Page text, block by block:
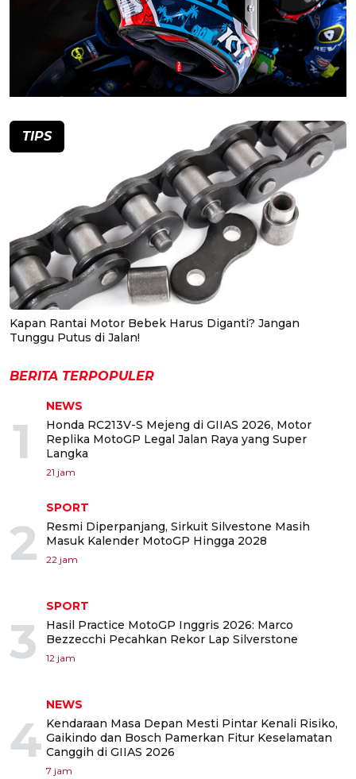
TIPS
Kapan Rantai Motor Bebek Harus Diganti? Jangan
Tunggu Putus di Jalan!
BERITA TERPOPULER
1
NEWS
Honda RC213V-S Mejeng di GIIAS 2026, Motor
Replika MotoGP Legal Jalan Raya yang Super
Langka
21 jam
2
SPORT
Resmi Diperpanjang, Sirkuit Silvestone Masih
Masuk Kalender MotoGP Hingga 2028
22 jam
3
SPORT
Hasil Practice MotoGP Inggris 2026: Marco
Bezzecchi Pecahkan Rekor Lap Silverstone
12 jam
4
NEWS
Kendaraan Masa Depan Mesti Pintar Kenali Risiko,
Gaikindo dan Bosch Pamerkan Fitur Keselamatan
Canggih di GIIAS 2026
7 jam